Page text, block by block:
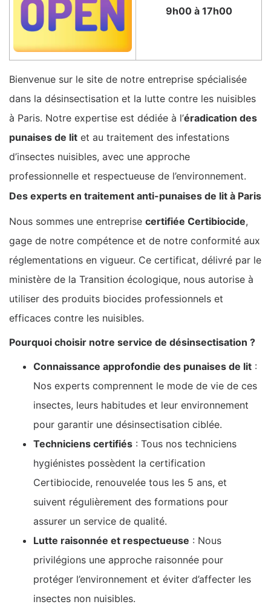
9h00 à 17h00
Bienvenue sur le site de notre entreprise spécialisée
dans la désinsectisation et la lutte contre les nuisibles
à Paris. Notre expertise est dédiée à l’éradication des
punaises de lit et au traitement des infestations
d’insectes nuisibles, avec une approche
professionnelle et respectueuse de l’environnement.
Des experts en traitement anti-punaises de lit à Paris
Nous sommes une entreprise certifiée Certibiocide,
gage de notre compétence et de notre conformité aux
réglementations en vigueur. Ce certificat, délivré par le
ministère de la Transition écologique, nous autorise à
utiliser des produits biocides professionnels et
efficaces contre les nuisibles.
Pourquoi choisir notre service de désinsectisation ?
Connaissance approfondie des punaises de lit :
Nos experts comprennent le mode de vie de ces
insectes, leurs habitudes et leur environnement
pour garantir une désinsectisation ciblée.
Techniciens certifiés : Tous nos techniciens
hygiénistes possèdent la certification
Certibiocide, renouvelée tous les 5 ans, et
suivent régulièrement des formations pour
assurer un service de qualité.
Lutte raisonnée et respectueuse : Nous
privilégions une approche raisonnée pour
protéger l’environnement et éviter d’affecter les
insectes non nuisibles.